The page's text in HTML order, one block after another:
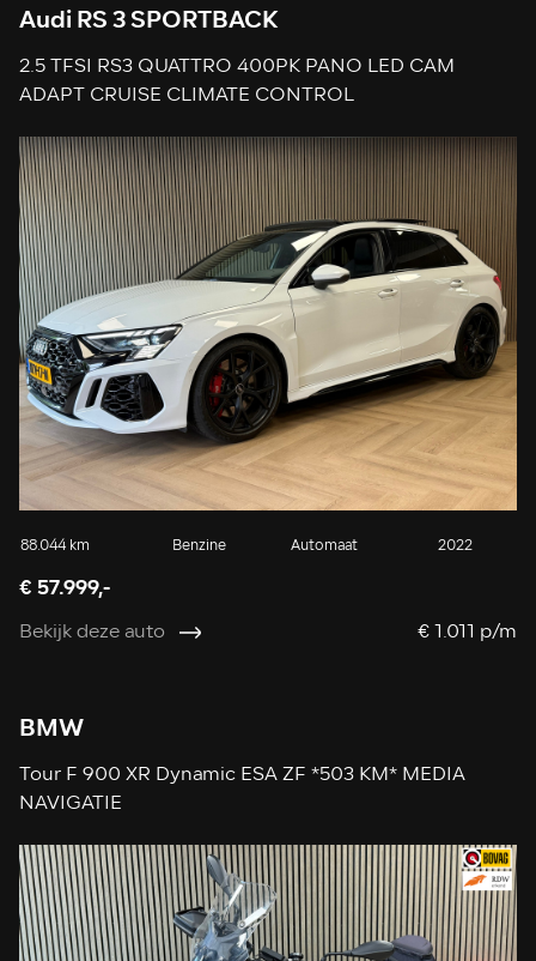
Audi RS 3 SPORTBACK
2.5 TFSI RS3 QUATTRO 400PK PANO LED CAM
ADAPT CRUISE CLIMATE CONTROL
88.044 km Benzine Automaat 2022
€ 57.999,-
Bekijk deze auto € 1.011 p/m
BMW
Tour F 900 XR Dynamic ESA ZF *503 KM* MEDIA
NAVIGATIE